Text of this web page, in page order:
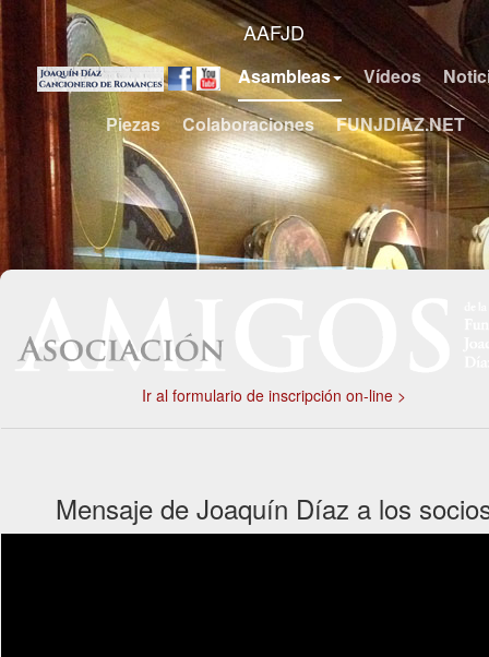
AAFJD
Asambleas Vídeos
Piezas
Colaboraciones FUNJDIAZ.NET
Ir al formulario de inscripción on-line >
Mensaje de Joaquín Díaz a los